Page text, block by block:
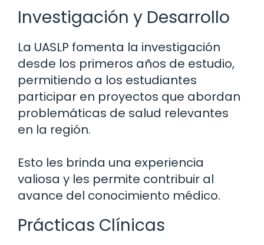
Investigación y Desarrollo
La UASLP fomenta la investigación
desde los primeros años de estudio,
permitiendo a los estudiantes
participar en proyectos que abordan
problemáticas de salud relevantes
en la región.
Esto les brinda una experiencia
valiosa y les permite contribuir al
avance del conocimiento médico.
Prácticas Clínicas